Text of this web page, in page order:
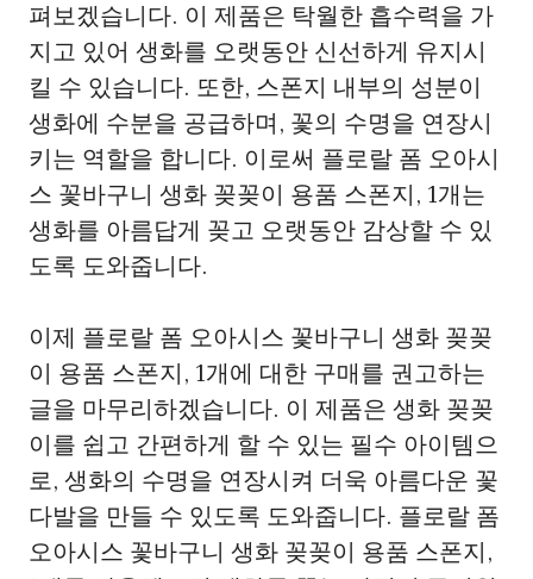
펴보겠습니다. 이 제품은 탁월한 흡수력을 가
지고 있어 생화를 오랫동안 신선하게 유지시
킬 수 있습니다. 또한, 스폰지 내부의 성분이
생화에 수분을 공급하며, 꽃의 수명을 연장시
키는 역할을 합니다. 이로써 플로랄 폼 오아시
스 꽃바구니 생화 꽂꽂이 용품 스폰지, 1개는
생화를 아름답게 꽂고 오랫동안 감상할 수 있
도록 도와줍니다.
이제 플로랄 폼 오아시스 꽃바구니 생화 꽂꽂
이 용품 스폰지, 1개에 대한 구매를 권고하는
글을 마무리하겠습니다. 이 제품은 생화 꽂꽂
이를 쉽고 간편하게 할 수 있는 필수 아이템으
로, 생화의 수명을 연장시켜 더욱 아름다운 꽃
다발을 만들 수 있도록 도와줍니다. 플로랄 폼
오아시스 꽃바구니 생화 꽂꽂이 용품 스폰지,